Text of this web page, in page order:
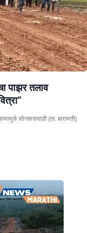
पाझर तलाव
सोनकसवाडी (ता. बारामती)